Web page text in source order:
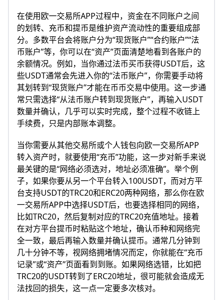
在使用欧一交易所APP过程中，资金在不同账户之间
的划转、充币和提币是维护资产流动性的重要组成部
分。多数平台会将账户分为“现货账户”“合约账户”“法
币账户”等，你可以在“资产”页面清楚地看到各账户的
余额情况。例如，当你通过法币买币获得USDT后，这
些USDT通常会先进入你的“法币账户”，你需要手动将
其划转到“现货账户”才能在币币交易中使用。这一步通
常只需选择“从法币账户转到现货账户”，再输入USDT
数量并确认，几乎可以实时完成，整个过程不收链上
手续费，只是内部账本调整。
当你需要从其他交易所或个人钱包向欧一交易所APP
转入资产时，就要使用“充币”功能，这一步对新手来说
最关键的是“网络必须选对，地址必须准确”。举个例
子，如果你要从另一个平台转入100USDT，而对方平
台支持USDT的TRC20和ERC20两种网络，那么你在欧
一交易所APP中选择USDT后，也要选择相同的网络，
比如TRC20，然后复制对应的TRC20充值地址。接着
在对方平台提币时粘贴这个地址，确认币种和网络完
全一致，最后再输入数量并确认提币。通常几分钟到
几十分钟不等，视网络拥堵情况而定，你就能在“充币
记录”或“资产”页面看到到账。如果网络选错，比如把
TRC20的USDT转到了ERC20地址，很可能就会造成无
法找回的损失，这一点一定要多次核对。